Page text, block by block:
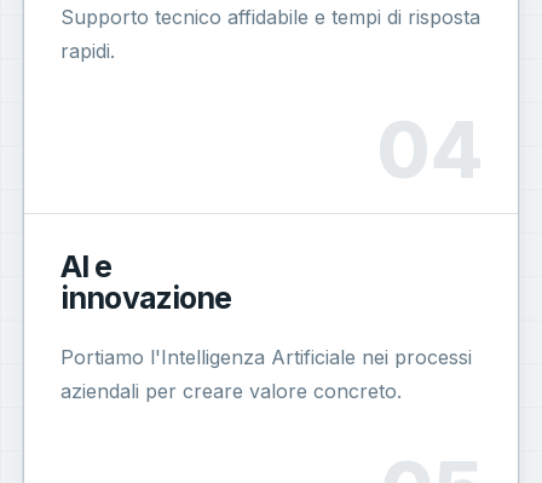
Supporto tecnico affidabile e tempi di risposta
rapidi.
AI e
innovazione
Portiamo l'Intelligenza Artificiale nei processi
aziendali per creare valore concreto.